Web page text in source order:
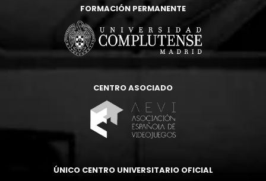
FORMACIÓN PERMANENTE
CENTRO ASOCIADO
ÚNICO CENTRO UNIVERSITARIO OFICIAL